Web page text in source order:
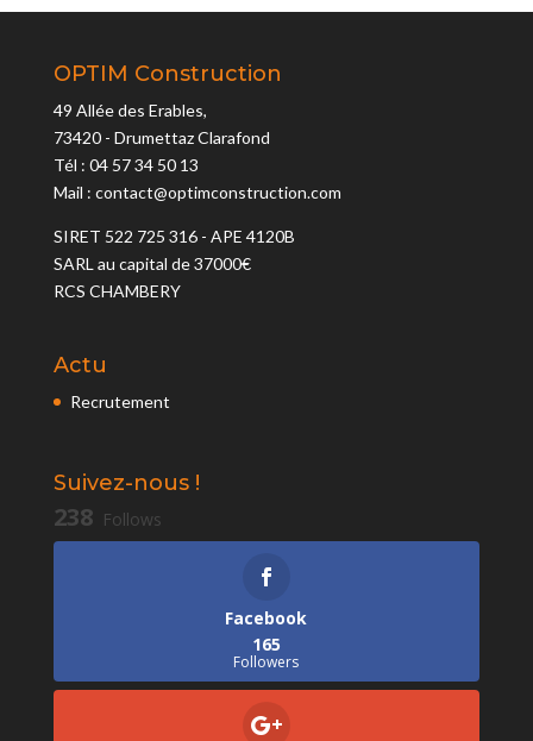
OPTIM Construction
49 Allée des Erables,
73420 - Drumettaz Clarafond
Tél : 04 57 34 50 13
Mail : contact@optimconstruction.com
SIRET 522 725 316 - APE 4120B
SARL au capital de 37000€
RCS CHAMBERY
Actu
Recrutement
Suivez-nous !
238 Follows
Facebook
165
Followers